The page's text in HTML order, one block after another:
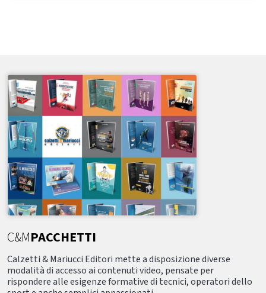
C&MPACCHETTI
Calzetti & Mariucci Editori mette a disposizione diverse
modalità di accesso ai contenuti video, pensate per
rispondere alle esigenze formative di tecnici, operatori dello